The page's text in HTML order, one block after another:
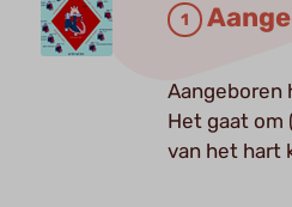
Aangeboren
Het gaat om
van het hart